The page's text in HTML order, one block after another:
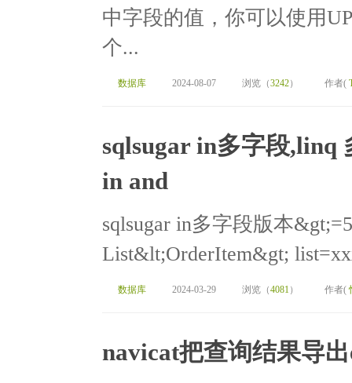
中字段的值，你可以使用
个...
数据库 2024-08-07 浏览（3242） 作者(
sqlsugar in多字段,linq
in and
sqlsugar in多字段版本
List&lt;OrderItem&gt;
数据库 2024-03-29 浏览（4081） 作者(
navicat把查询结果导